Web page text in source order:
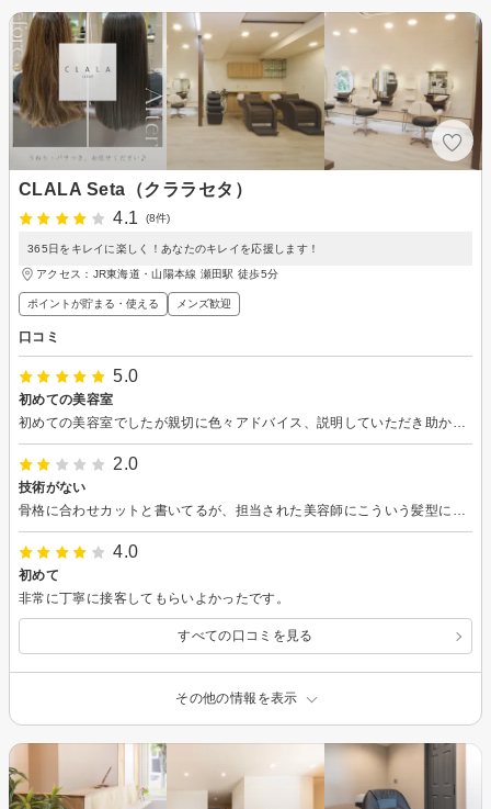
CLALA Seta（クララセタ）
4.1
(8件)
365日をキレイに楽しく！あなたのキレイを応援します！
アクセス：JR東海道・山陽本線 瀬田駅 徒歩5分
ポイントが貯まる・使える メンズ歓迎
口コミ
5.0
初めての美容室
初めての美容室でしたが親切に色々アドバイス、説明していただき助かりました。これからも通おうと思います。
2.0
技術がない
骨格に合わせカットと書いてるが、担当された美容師にこういう髪型にしようというビジョンと技術がなく惰性もいいところだった。あまり気に入ってない雰囲気を察したのか、対応も悪く、なぜこちらが不快な思いをしないといけないのかわからない。大変不快な思いをした。
4.0
初めて
非常に丁寧に接客してもらいよかったです。
すべての口コミを見る
その他の情報を表示